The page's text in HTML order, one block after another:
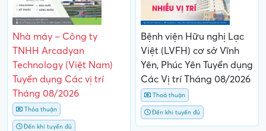
Nhà máy – Công ty
TNHH Arcadyan
Technology (Việt Nam)
Tuyển dụng Các vị trí
Tháng 08/2026
Thỏa thuận
Đến khi tuyển đủ
Bệnh viện Hữu nghị Lạc
Việt (LVFH) cơ sở Vĩnh
Yên, Phúc Yên Tuyển dụng
Các Vị trí Tháng 08/2026
Thoả thuận
Đến khi tuyển đủ